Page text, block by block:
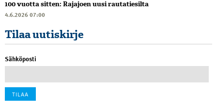
100 vuotta sitten: Rajajoen uusi rautatiesilta
4.6.2026 07:00
Tilaa uutiskirje
Sähköposti